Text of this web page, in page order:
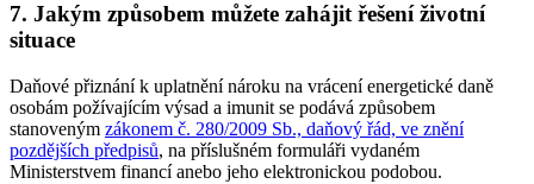
7. Jakým způsobem můžete zahájit řešení životní
situace
Daňové přiznání k uplatnění nároku na vrácení energetické daně
osobám požívajícím výsad a imunit se podává způsobem
stanoveným zákonem č. 280/2009 Sb., daňový řád, ve znění
pozdějších předpisů, na příslušném formuláři vydaném
Ministerstvem financí anebo jeho elektronickou podobou.